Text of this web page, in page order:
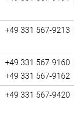
+49 331 567-9213
+49 331 567-9160
+49 331 567-9162
+49 331 567-9420